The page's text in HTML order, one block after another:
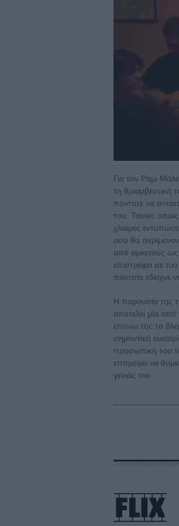
Για τον Ράμι
τη θριαμβευτική
πάντοτε να
του. Ταινίες
χλιαρές
όσο θα
από αρκετούς ως
επιστρέφει σε
πάντοτε έδειχνε
Η παρουσία της
αποτελεί μία από
επάνω της τα
σημαντική
προσωπική του
επιτρέψει να
γενιάς του.